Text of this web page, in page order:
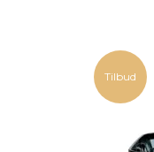
Tilbud